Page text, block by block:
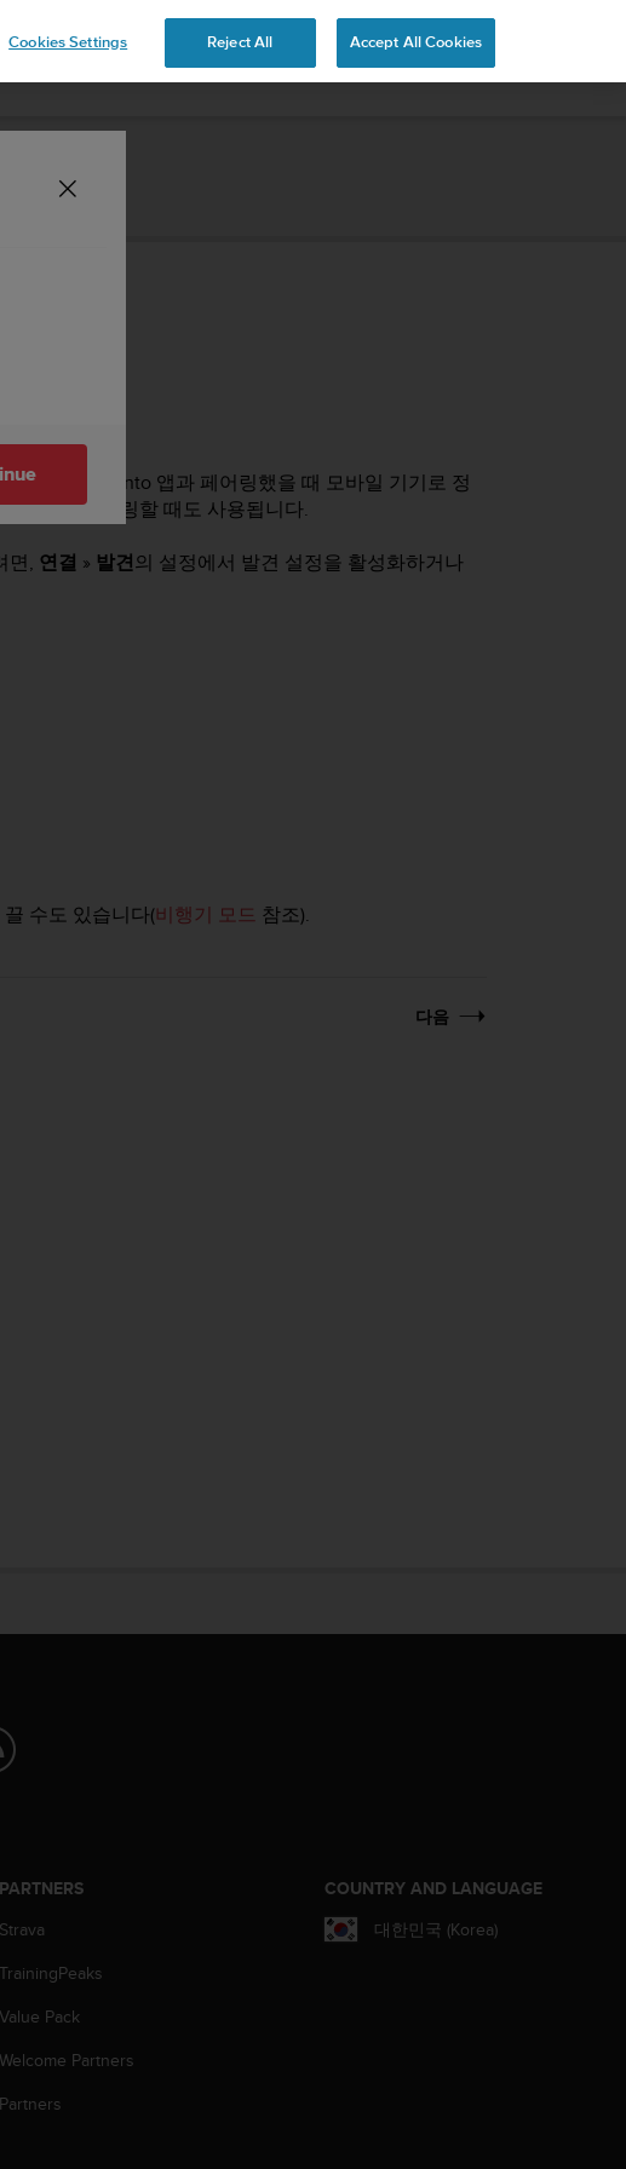
Suunto Suunto 앱과 페어링했을 때 모바일 기기로 정
센서를 페어링할 때도 사용됩니다.
면, 연결 » 발견의 설정에서 발견 설정을 활성화하거나
수도 있습니다(비행기 모드 참조).
다음
PARTNERS
Strava
TrainingPeaks
Value Pack
Welcome Partners
Partners
COUNTRY AND LANGUAGE
대한민국 (Korea)
Cookies Settings Reject All Accept All Cookies